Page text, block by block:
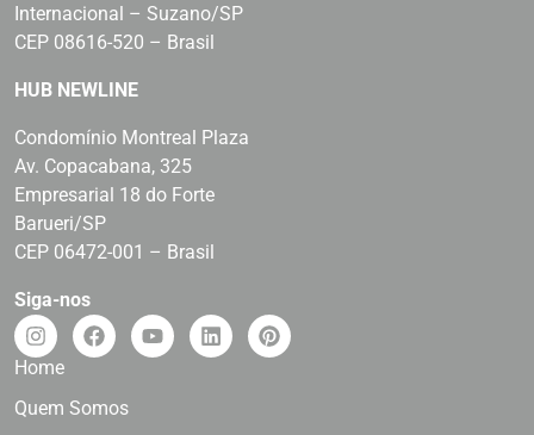
Internacional – Suzano/SP
CEP 08616-520 – Brasil
HUB NEWLINE
Condomínio Montreal Plaza
Av. Copacabana, 325
Empresarial 18 do Forte
Barueri/SP
CEP 06472-001 – Brasil
Siga-nos
Home
Quem Somos